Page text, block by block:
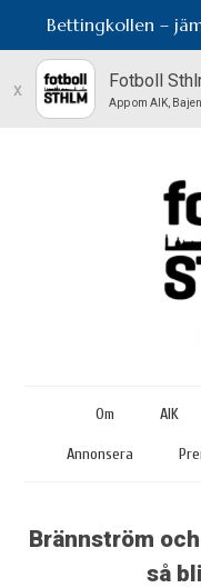
Bettingkollen –
x Fotboll
App om AIK,
Om AIK
Annonsera
Brännström
så